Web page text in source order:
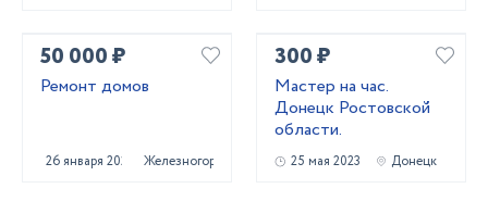
50 000 ₽
Ремонт домов
26 января 2024 Железногорск
300 ₽
Мастер на час.
Донецк Ростовской
области.
25 мая 2023 Донецк